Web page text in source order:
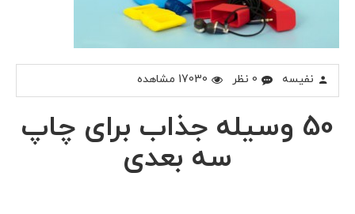
نفیسه 0 نظر 17030 مشاهده
50 وسیله جذاب برای چاپ
سه بعدی